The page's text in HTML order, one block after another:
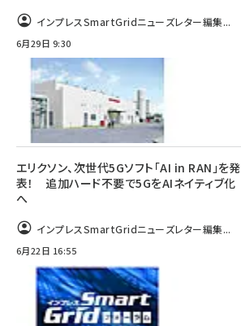
インプレスSmartGridニューズレター編集...
6月29日 9:30
エリクソン、次世代5Gソフト「AI in RAN」を発
表！ 追加ハード不要で5GをAIネイティブ化
へ
インプレスSmartGridニューズレター編集...
6月22日 16:55